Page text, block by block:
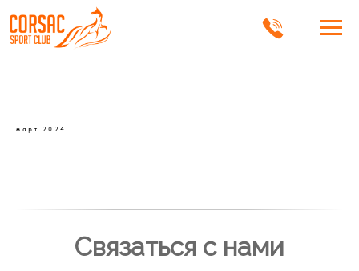
март 2024
Связаться с нами